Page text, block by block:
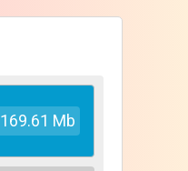
169.61 Mb